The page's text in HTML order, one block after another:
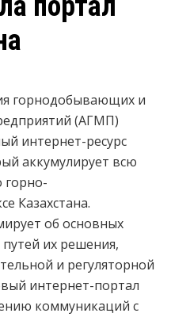
горнодобывающих и
(АГМП)
интернет-ресурс
аккумулирует всю
Казахстана.
об основных
их решения,
и регуляторной
интернет-портал
коммуникаций с